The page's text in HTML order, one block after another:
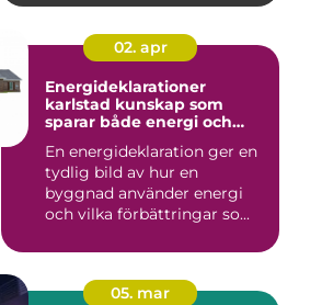
02. apr
Energideklarationer
karlstad kunskap som
sparar både energi och
En energideklaration ger en
tydlig bild av hur en
byggnad använder energi
och vilka förbättringar so...
05. mar